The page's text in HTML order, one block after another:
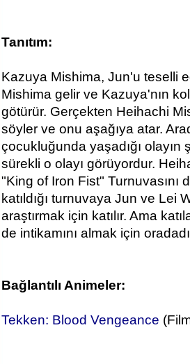
Tanıtım:
Kazuya Mishima, Jun'u teselli
Mishima gelir ve Kazuya'nın
götürür. Gerçekten Heihachi
söyler ve onu aşağıya atar.
çocukluğunda yaşadığı olayın
sürekli o olayı görüyordur.
"King of Iron Fist" Turnuvasını
katıldığı turnuvaya Jun ve Lei
araştırmak için katılır. Ama
de intikamını almak için
Bağlantılı Animeler:
Tekken: Blood Vengeance